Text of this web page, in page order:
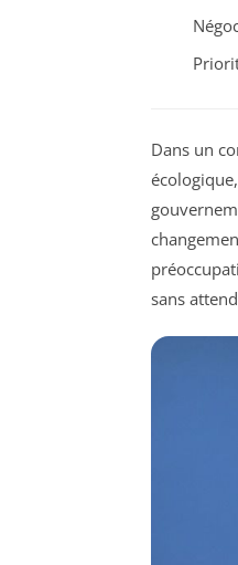
Dans un
sans